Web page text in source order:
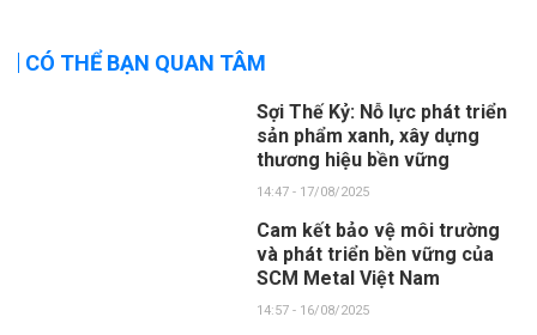
CÓ THỂ BẠN QUAN TÂM
Sợi Thế Kỷ: Nỗ lực phát triển
sản phẩm xanh, xây dựng
thương hiệu bền vững
14:47 - 17/08/2025
Cam kết bảo vệ môi trường
và phát triển bền vững của
SCM Metal Việt Nam
14:57 - 16/08/2025